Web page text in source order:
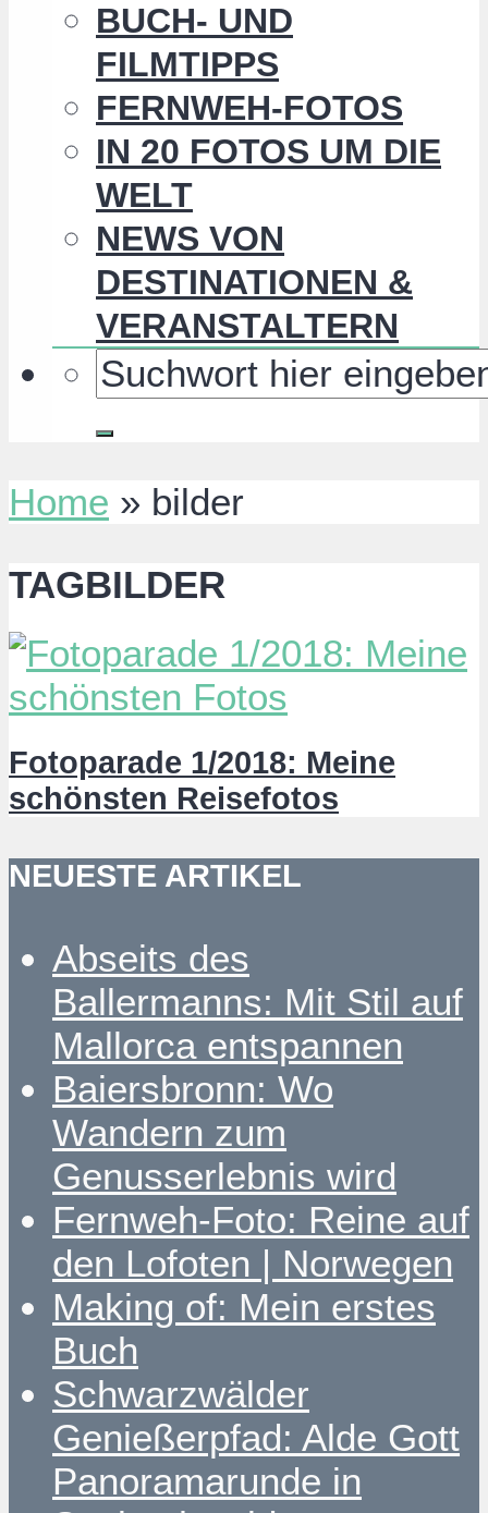
BUCH- UND
FILMTIPPS
FERNWEH-FOTOS
IN 20 FOTOS UM DIE
WELT
NEWS VON
DESTINATIONEN &
VERANSTALTERN
Home » bilder
TAGBILDER
Fotoparade 1/2018: Meine
schönsten Reisefotos
NEUESTE ARTIKEL
Abseits des
Ballermanns: Mit Stil auf
Mallorca entspannen
Baiersbronn: Wo
Wandern zum
Genusserlebnis wird
Fernweh-Foto: Reine auf
den Lofoten | Norwegen
Making of: Mein erstes
Buch
Schwarzwälder
Genießerpfad: Alde Gott
Panoramarunde in